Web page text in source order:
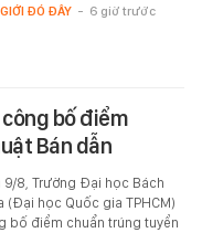
ĐÓ ĐÂY - 6 giờ trước
bố điểm
Bán dẫn
9/8, Trường Đại học Bách
(Đại học Quốc gia TPHCM)
bố điểm chuẩn trúng tuyển